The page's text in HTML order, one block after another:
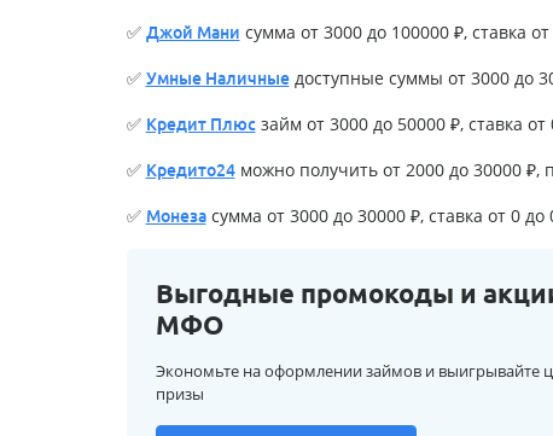
✅ Джой Мани сумма от 3000 до 100000 ₽, ставка
✅ Умные Наличныедоступные суммы от 3000 до
✅ Кредит Плюсзайм от 3000 до 50000 ₽, ставка
✅ Кредито24можно получить от 2000 до 30000 ₽,
✅ Монезасумма от 3000 до 30000 ₽, ставка от 0 до
Выгодные промокоды и
МФО
Экономьте на оформлении займов и выигрывайте
призы